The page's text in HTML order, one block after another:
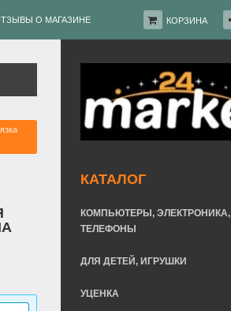
КОРЗИНА
О МАГАЗИНЕ
КАТАЛОГ
КОМПЬЮТЕРЫ, ЭЛЕКТРОНИКА,
ТЕЛЕФОНЫ
ДЛЯ ДЕТЕЙ, ИГРУШКИ
УЦЕНКА